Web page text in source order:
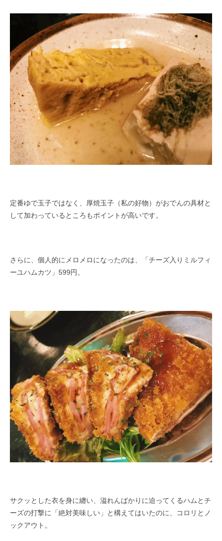
定番ゆで玉子ではなく、厚焼玉子（私の好物）がおでんの具材と
して加わっているところもポイントが高いです。
さらに、個人的にメロメロになったのは、「チーズ入りミルフィ
ーユハムカツ」599円。
サクッとした衣を身に纏い、溢れんばかりに迫ってくるハムとチ
ーズの打撃に「絶対美味しい」と構えてはいたのに、コロリとノ
ックアウト。